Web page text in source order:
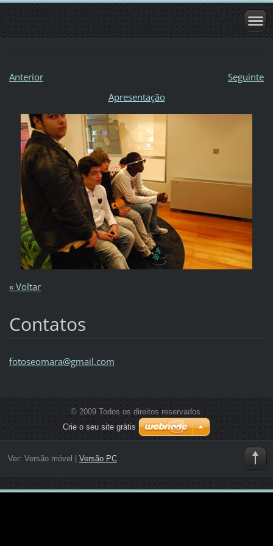
Anterior
Seguinte
Apresentação
« Voltar
Contatos
fotoseomara@gmail.com
© 2009 Todos os direitos reservados.
Crie o seu site grátis
Ver: Versão móvel Versão PC